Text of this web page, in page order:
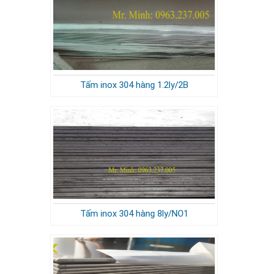
Tấm inox 304 hàng 1.2ly/2B
Tấm inox 304 hàng 8ly/NO1